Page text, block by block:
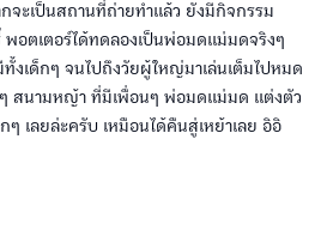
ะเป็นสถานที่ถ่ายทำแล้ว ยังมีกิจกรรม
พอตเตอร์ได้ทดลองเป็นพ่อมดแม่มดจริงๆ
งเด็กๆ จนไปถึงวัยผู้ใหญ่มาเล่นเต็มไปหมด
ๆ สนามหญ้า ที่มีเพื่อนๆ พ่อมดแม่มด แต่งตัว
เลยล่ะครับ เหมือนได้คืนสู่เหย้าเลย อิอิ